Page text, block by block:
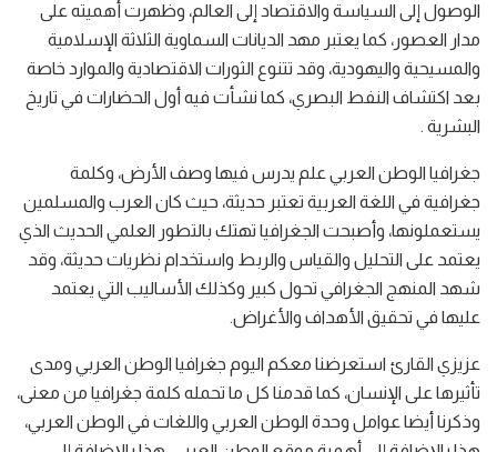
الوصول إلى السياسة والاقتصاد إلى العالم، وظهرت أهميته على
مدار العصور، كما يعتبر مهد الديانات السماوية الثلاثة الإسلامية
والمسيحية واليهودية، وقد تتنوع الثورات الاقتصادية والموارد خاصة
بعد اكتشاف النفط البصري، كما نشأت فيه أول الحضارات في تاريخ
البشرية .
جغرافيا الوطن العربي علم يدرس فيها وصف الأرض، وكلمة
جغرافية في اللغة العربية تعتبر حديثة، حيث كان العرب والمسلمين
يستعملونها، وأصبحت الجغرافيا تهتك بالتطور العلمي الحديث الذي
يعتمد على التحليل والقياس والربط واستخدام نظريات حديثة، وقد
شهد المنهج الجغرافي تحول كبير وكذلك الأساليب التي يعتمد
عليها في تحقيق الأهداف والأغراض.
عزيزي القارئ استعرضنا معكم اليوم جغرافيا الوطن العربي ومدى
تأثيرها على الإنسان، كما قدمنا كل ما تحمله كلمة جغرافيا من معنى،
وذكرنا أيضا عوامل وحدة الوطن العربي واللغات في الوطن العربي،